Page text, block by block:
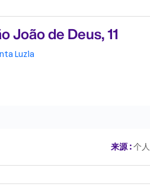
João de Deus, 11
Luzia
来源 :个人